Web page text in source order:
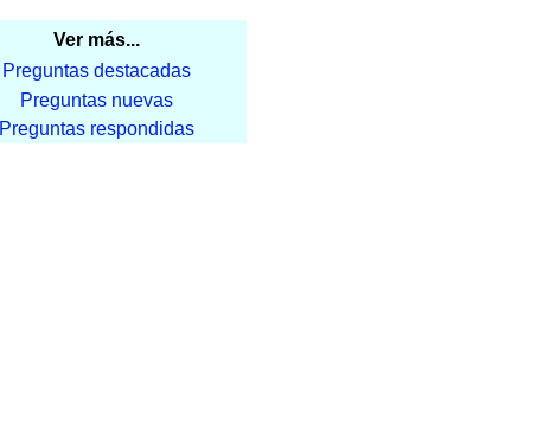
Ver más...
Preguntas destacadas
Preguntas nuevas
Preguntas respondidas